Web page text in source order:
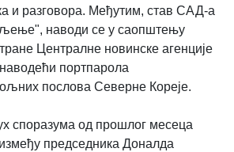
и разговора. Међутим, став САД-а
наводи се у саопштењу
Централне новинске агенције
портпарола
послова Северне Кореје.
споразума од прошлог месеца
између председника Доналда